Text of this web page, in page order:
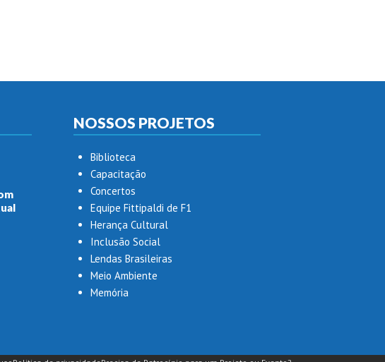
NOSSOS PROJETOS
Biblioteca
Capacitação
Concertos
Equipe Fittipaldi de F1
Herança Cultural
Inclusão Social
Lendas Brasileiras
Meio Ambiente
Memória